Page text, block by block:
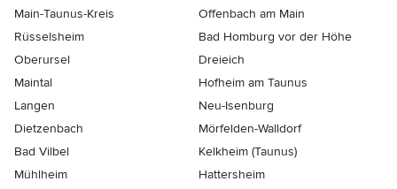
Main-Taunus-Kreis
Offenbach am Main
Rüsselsheim
Bad Homburg vor der Höhe
Oberursel
Dreieich
Maintal
Hofheim am Taunus
Langen
Neu-Isenburg
Dietzenbach
Mörfelden-Walldorf
Bad Vilbel
Kelkheim (Taunus)
Mühlheim
Hattersheim